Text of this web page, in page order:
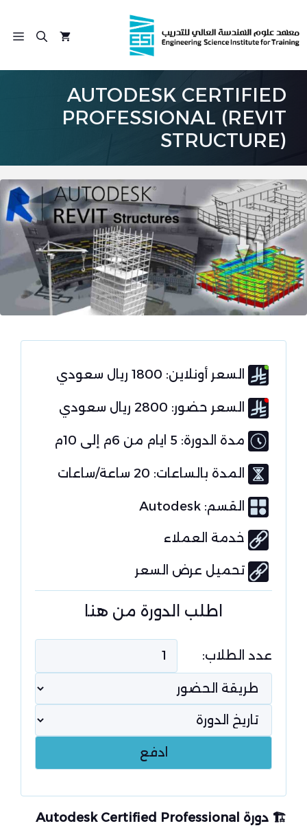
إلى
المحتوى
AUTODESK CERTIFIED
PROFESSIONAL (REVIT
STRUCTURE)
السعر أونلاين: 1800 ريال سعودي
السعر حضور: 2800 ريال سعودي
مدة الدورة: 5 ايام من 6م إلى 10م
المدة بالساعات: 20 ساعة/ساعات
القسم:
خدمة العملاء
تحميل عرض السعر
اطلب الدورة من هنا
عدد الطلاب:
🏗️ دورة Autodesk Certified Professional